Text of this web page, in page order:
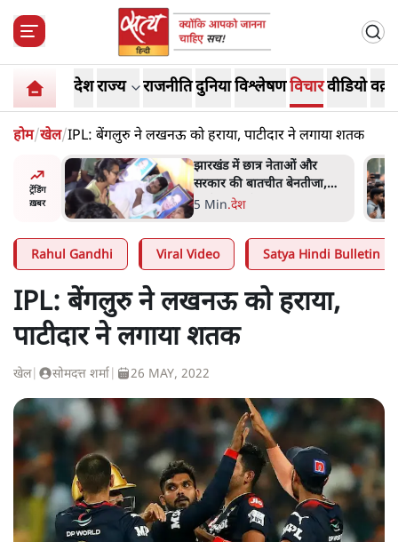
देशराज्य राजनीतिदुनियाविश्लेषणविचारवीडियो
होम/खेल/IPL: बेंगलुरु ने लखनऊ को हराया, पाटीदार ने लगाया शतक
ट्रेंडिंग
ख़बर
' अंडों
सेनानी
झारखंड में छात्र नेताओं और
सरकार की बातचीत बेनतीजा,
आंदोलन जारी
5 Min.देश
Rahul Gandhi Viral Video Satya Hindi Bulletin
IPL: बेंगलुरु ने लखनऊ को हराया,
पाटीदार ने लगाया शतक
खेल| सोमदत्त शर्मा 26 MAY, 2022